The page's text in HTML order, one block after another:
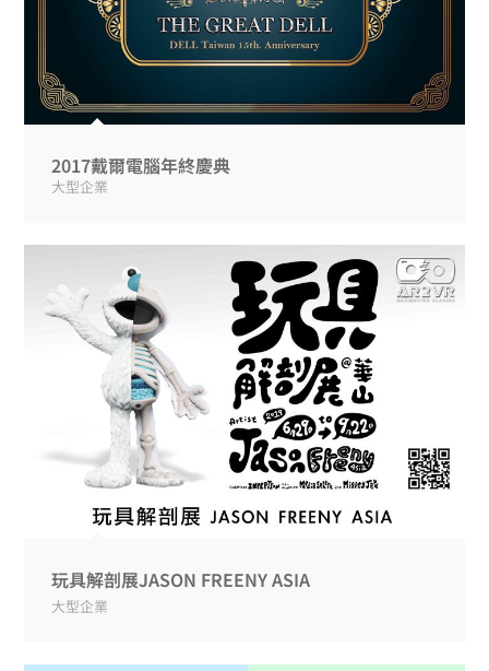
2017戴爾電腦年終慶典
大型企業
玩具解剖展JASON FREENY ASIA
大型企業